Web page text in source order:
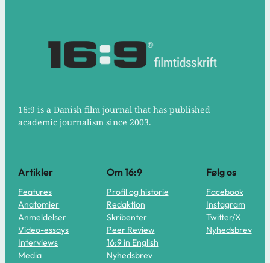
16:9 is a Danish film journal that has published
academic journalism since 2003.
Artikler
Features
Anatomier
Anmeldelser
Video-essays
Interviews
Media
Om 16:9
Profil og historie
Redaktion
Skribenter
Peer Review
16:9 in English
Nyhedsbrev
Følg os
Facebook
Instagram
Twitter/X
Nyhedsbrev